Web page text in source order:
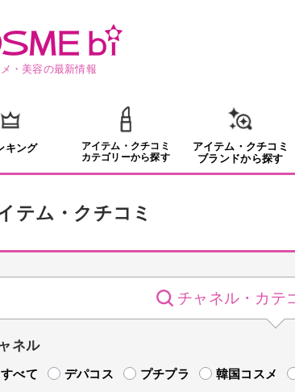
・美容の最新情報
キング
アイテム・クチコミ
カテゴリーから探す
アイテム・クチコミ
ブランドから探す
テム・クチコミ
チャネル・ カテ
ネル
すべて デパコス プチプラ 韓国コスメ